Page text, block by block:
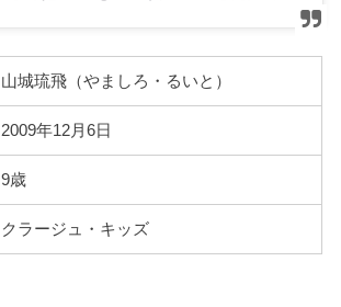
山城琉飛（やましろ・るいと）
2009年12月6日
9歳
クラージュ・キッズ